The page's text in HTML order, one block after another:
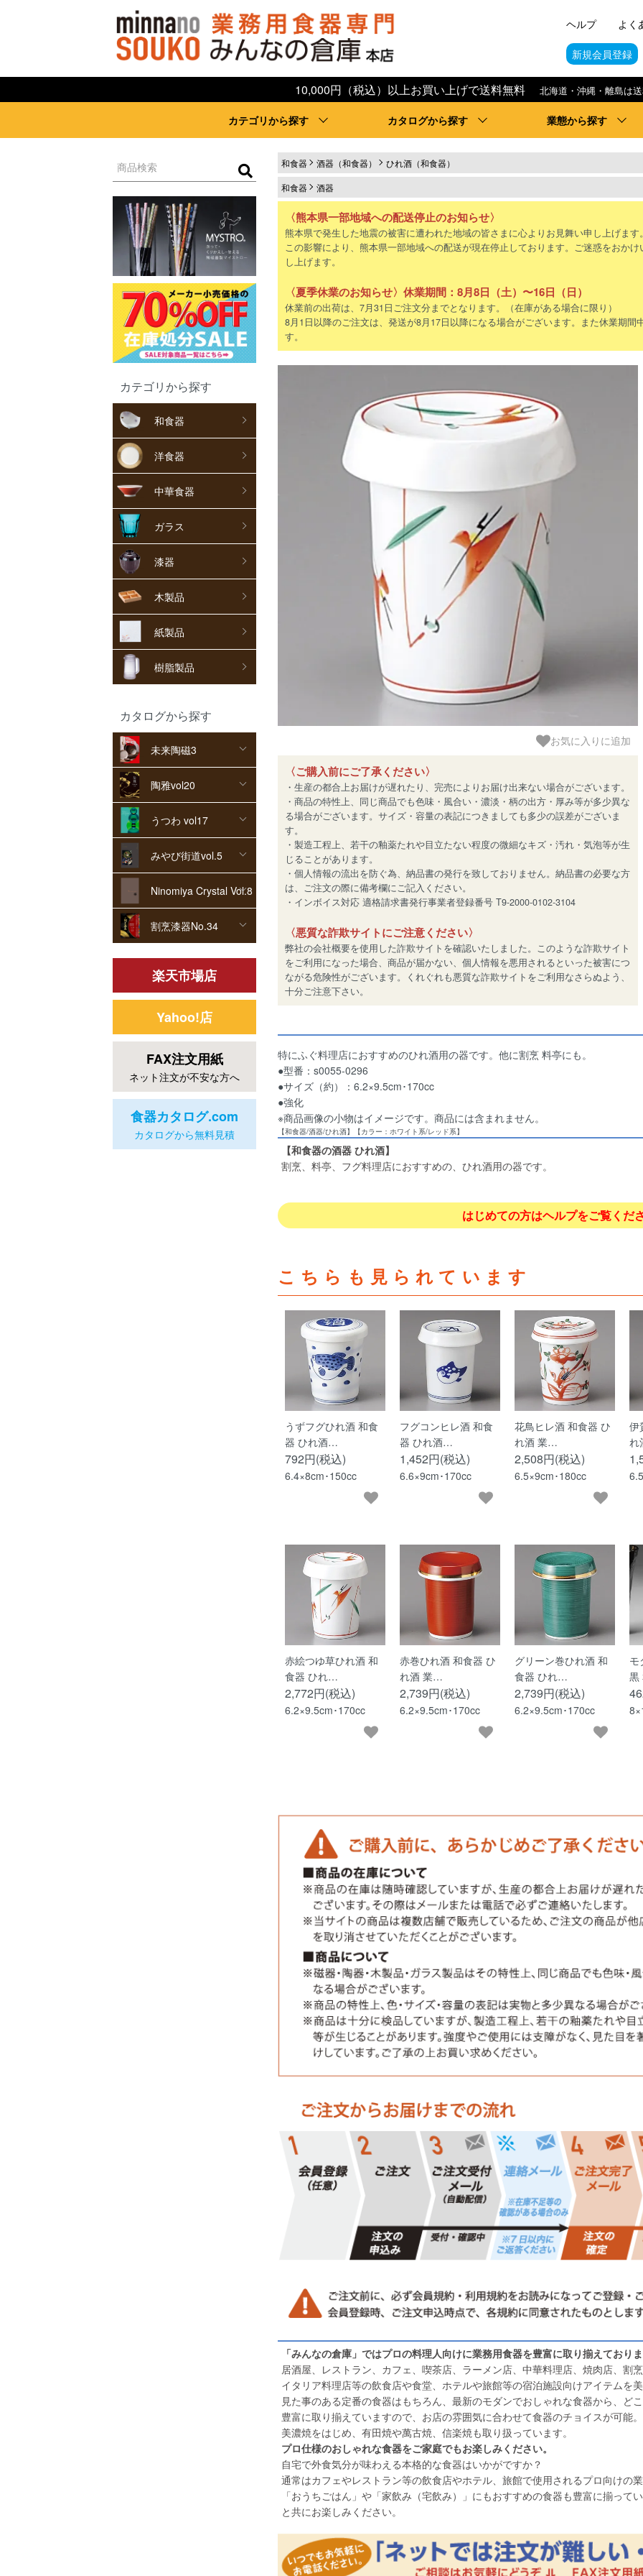
10,000円（税込）以上お買い上げで送料無料 北海道・沖縄・離島は
カテゴリから探す カタログから探す 業態から探す
ヘルプ よく
新規会員登録
カテゴリから探す
和食器
洋食器
中華食器
ガラス
漆器
木製品
紙製品
樹脂製品
カタログから探す
未来陶磁3
陶雅vol20
うつわ vol17
みやび街道vol.5
Ninomiya Crystal Vol.8
割烹漆器No.34
楽天市場店
Yahoo!店
FAX注文用紙
ネット注文が不安な方へ
食器カタログ.com
カタログから無料見積
和食器 酒器（和食器）
ひれ酒（和食器）
和食器
酒器
〈熊本県一部地域への配送停止のお知らせ〉
熊本県で発生した地震の被害に遭われた地域の皆さまに心よりお見舞い申し上げます
この影響により、熊本県一部地域への配送が現在停止しております。ご迷惑をおか
し上げます。
〈夏季休業のお知らせ〉休業期間：8月8日（土）〜16日（日）
休業前の出荷は、7月31日ご注文分までとなります。（在庫がある場合に限り）
8月1日以降のご注文は、発送が8月17日以降になる場合がございます。また休業期
す。
お気に入りに追加
〈ご購入前にご了承ください〉
・生産の都合上お届けが遅れたり、完売によりお届け出来ない場合がございます。
・商品の特性上、同じ商品でも色味・風合い・濃淡・柄の出方・厚み等が多少異な
る場合がございます。サイズ・容量の表記につきましても多少の誤差がございま
す。
・製造工程上、若干の釉薬たれや目立たない程度の微細なキズ・汚れ・気泡等が生
じることがあります。
・個人情報の流出を防ぐ為、納品書の発行を致しておりません。納品書の必要な方
は、ご注文の際に備考欄にご記入ください。
・インボイス対応 適格請求書発行事業者登録番号 T9-2000-0102-3104
〈悪質な詐欺サイトにご注意ください〉
弊社の会社概要を使用した詐欺サイトを確認いたしました。このような詐欺サイト
をご利用になった場合、商品が届かない、個人情報を悪用されるといった被害につ
ながる危険性がございます。くれぐれも悪質な詐欺サイトをご利用なさらぬよう、
十分ご注意下さい。
特にふぐ料理店におすすめのひれ酒用の器です。他に割烹 料亭にも。
●型番：s0055-0296
●サイズ（約）：6.2×9.5cm･170cc
●強化
※商品画像の小物はイメージです。商品には含まれません。
【和食器/酒器/ひれ酒】【カラー：ホワイト系/レッド系】
【和食器の酒器 ひれ酒】
割烹、料亭、フグ料理店におすすめの、ひれ酒用の器です。
はじめての方はヘルプをご覧くだ
こちらも見られています
うずフグひれ酒 和食
器 ひれ酒…
792円(税込)
6.4×8cm･150cc
フグコンヒレ酒 和食
器 ひれ酒…
1,452円(税込)
6.6×9cm･170cc
花鳥ヒレ酒 和食器 ひ
れ酒 業…
2,508円(税込)
6.5×9cm･180cc
伊
赤絵つゆ草ひれ酒 和
食器 ひれ…
2,772円(税込)
6.2×9.5cm･170cc
赤巻ひれ酒 和食器 ひ
れ酒 業…
2,739円(税込)
6.2×9.5cm･170cc
グリーン巻ひれ酒 和
食器 ひれ…
2,739円(税込)
6.2×9.5cm･170cc
モ
「みんなの倉庫」ではプロの料理人向けに業務用食器を豊富に取り揃えており
居酒屋、レストラン、カフェ、喫茶店、ラーメン店、中華料理店、焼肉店、割
イタリア料理店等の飲食店や食堂、ホテルや旅館等の宿泊施設向けアイテムを
見た事のある定番の食器はもちろん、最新のモダンでおしゃれな食器から、ど
豊富に取り揃えていますので、お店の雰囲気に合わせて食器のチョイスが可能。
美濃焼をはじめ、有田焼や萬古焼、信楽焼も取り扱っています。
プロ仕様のおしゃれな食器をご家庭でもお楽しみください。
自宅で外食気分が味わえる本格的な食器はいかがですか？
通常はカフェやレストラン等の飲食店やホテル、旅館で使用されるプロ向けの
「おうちごはん」や「家飲み（宅飲み）」にもおすすめの食器も豊富に揃って
と共にお楽しみください。